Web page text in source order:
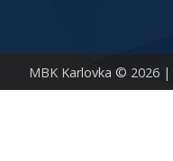
MBK Karlovka © 2026 |